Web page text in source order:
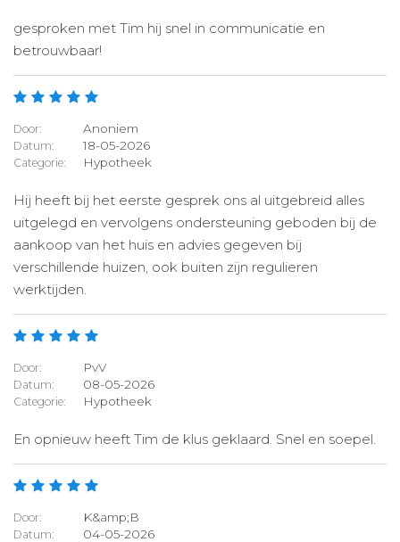
gesproken met Tim hij snel in communicatie en
betrouwbaar!
Door: Anoniem
Datum: 18-05-2026
Categorie: Hypotheek
Hij heeft bij het eerste gesprek ons al uitgebreid alles
uitgelegd en vervolgens ondersteuning geboden bij de
aankoop van het huis en advies gegeven bij
verschillende huizen, ook buiten zijn regulieren
werktijden.
Door: PvV
Datum: 08-05-2026
Categorie: Hypotheek
En opnieuw heeft Tim de klus geklaard. Snel en soepel.
Door: K&amp;B
Datum: 04-05-2026